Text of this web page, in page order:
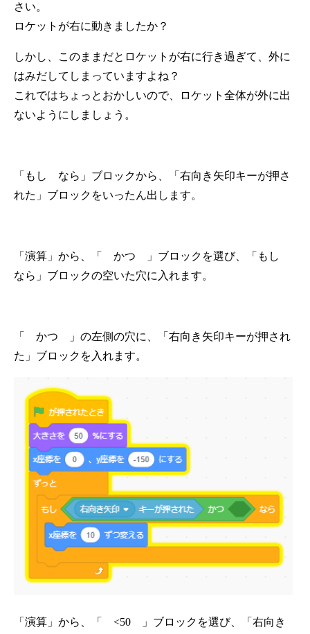
さい。
ロケットが右に動きましたか？
しかし、このままだとロケットが右に行き過ぎて、外に
はみだしてしまっていますよね？
これではちょっとおかしいので、ロケット全体が外に出
ないようにしましょう。
「もし なら」ブロックから、「右向き矢印キーが押さ
れた」ブロックをいったん出します。
「演算」から、「 かつ 」ブロックを選び、「もし
なら」ブロックの空いた穴に入れます。
「 かつ 」の左側の穴に、「右向き矢印キーが押され
た」ブロックを入れます。
「演算」から、「 <50 」ブロックを選び、「右向き